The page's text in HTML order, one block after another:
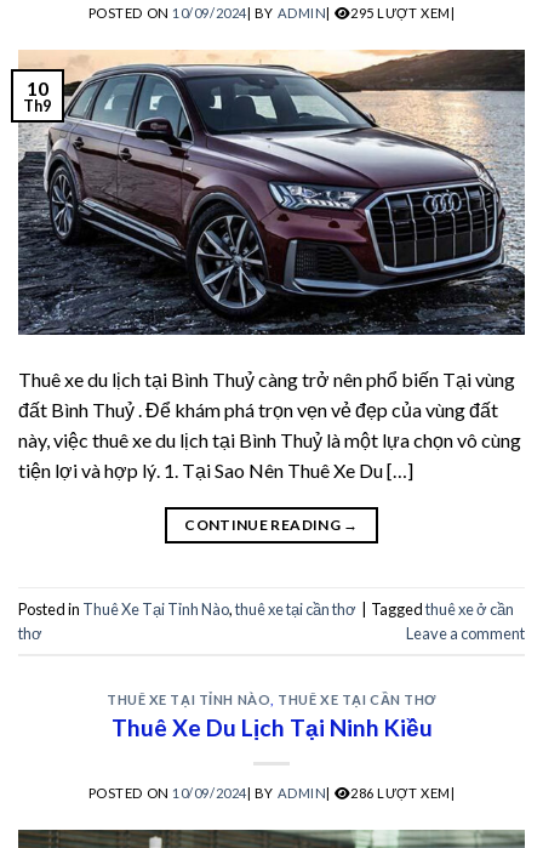
review
Savior Review
Boost
Boost Ultra
review
fuel pro
POSTED ON 10/09/2024| BY ADMIN| 295 LƯỢT XEM|
10
Th9
Thuê xe du lịch tại Bình Thuỷ càng trở nên phổ biến Tại vùng
đất Bình Thuỷ . Để khám phá trọn vẹn vẻ đẹp của vùng đất
này, việc thuê xe du lịch tại Bình Thuỷ là một lựa chọn vô cùng
tiện lợi và hợp lý. 1. Tại Sao Nên Thuê Xe Du […]
CONTINUE READING →
Posted in Thuê Xe Tại Tỉnh Nào,thuê xe tại cần thơ Taggedthuê xe ở cần
thơ
Leave a comment
THUÊ XE TẠI TỈNH NÀO THUÊ XE TẠI CẦN THƠ
Thuê Xe Du Lịch Tại Ninh Kiều
POSTED ON 10/09/2024 BY ADMIN 286 LƯỢT XEM|